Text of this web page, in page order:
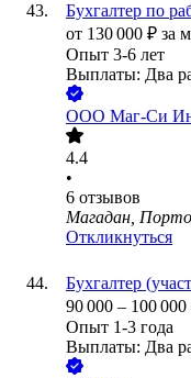
Бухгалтер по
от 130 000 ₽ за
Опыт 3-6 лет
Выплаты: Два
ООО Маг-Си
4.4
•
6 отзывов
Магадан,
Откликнуться
Бухгалтер
90 000 – 100 000
Опыт 1-3 года
Выплаты: Два